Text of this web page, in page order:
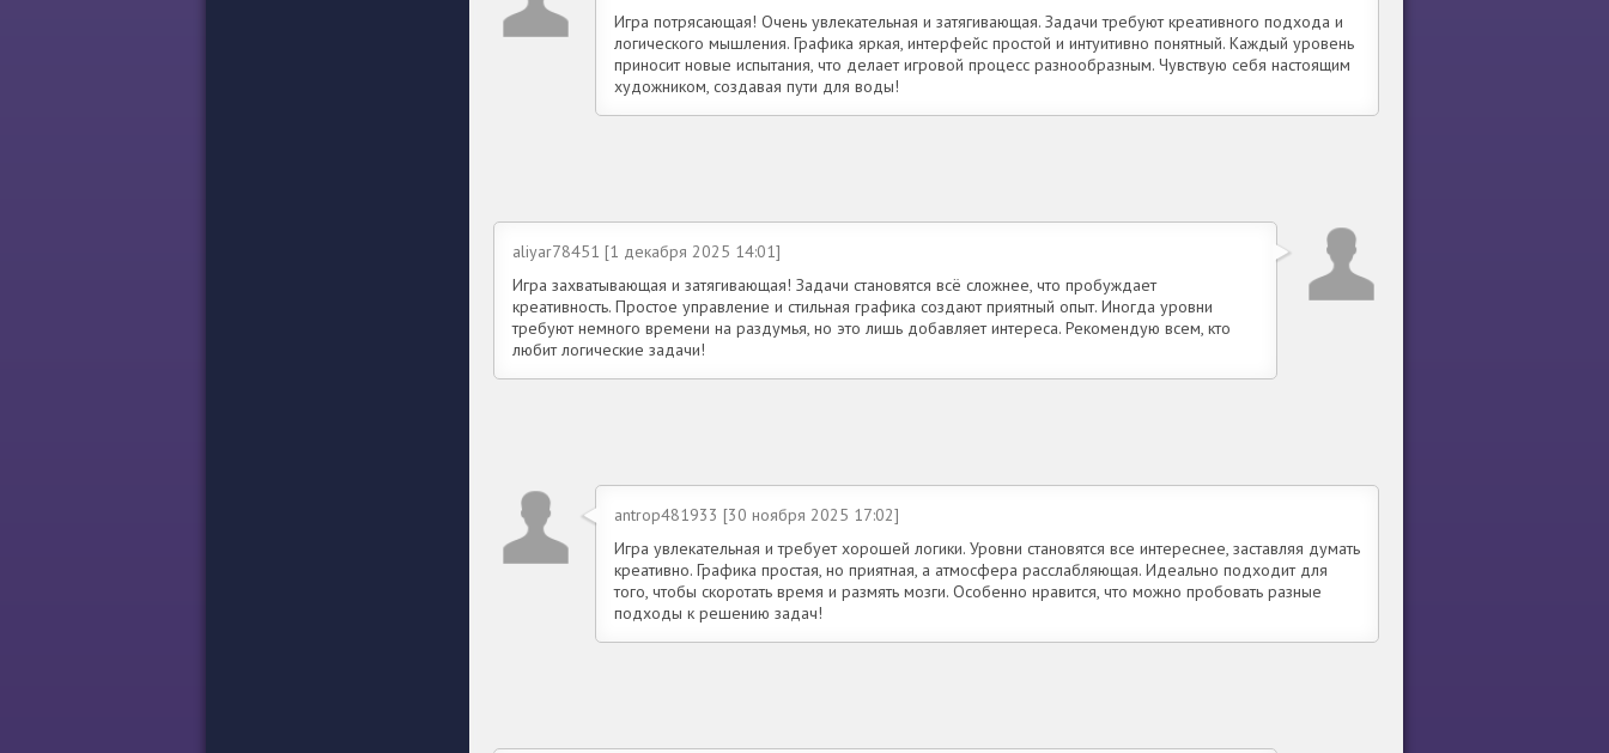
Игра потрясающая! Очень увлекательная и затягивающая. Задачи требуют креативного подхода и
логического мышления. Графика яркая, интерфейс простой и интуитивно понятный. Каждый уровень
приносит новые испытания, что делает игровой процесс разнообразным. Чувствую себя настоящим
художником, создавая пути для воды!
aliyar78451 [1 декабря 2025 14:01]
Игра захватывающая и затягивающая! Задачи становятся всё сложнее, что пробуждает
креативность. Простое управление и стильная графика создают приятный опыт. Иногда уровни
требуют немного времени на раздумья, но это лишь добавляет интереса. Рекомендую всем, кто
любит логические задачи!
antrop481933 [30 ноября 2025 17:02]
Игра увлекательная и требует хорошей логики. Уровни становятся все интереснее, заставляя думать
креативно. Графика простая, но приятная, а атмосфера расслабляющая. Идеально подходит для
того, чтобы скоротать время и размять мозги. Особенно нравится, что можно пробовать разные
подходы к решению задач!